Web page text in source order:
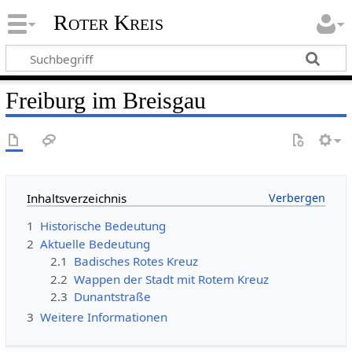
Roter Kreis
Freiburg im Breisgau
Inhaltsverzeichnis
1 Historische Bedeutung
2 Aktuelle Bedeutung
2.1 Badisches Rotes Kreuz
2.2 Wappen der Stadt mit Rotem Kreuz
2.3 Dunantstraße
3 Weitere Informationen